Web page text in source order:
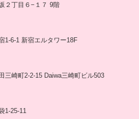
２丁目６−１７ 9階
1-6-1 新宿エルタワー18F
三崎町2-2-15 Daiwa三崎町ビル503
1-25-11